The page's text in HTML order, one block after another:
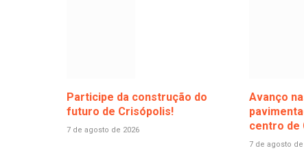
Participe da construção do
futuro de Crisópolis!
7 de agosto de 2026
Avanço
centro de
7 de agosto de